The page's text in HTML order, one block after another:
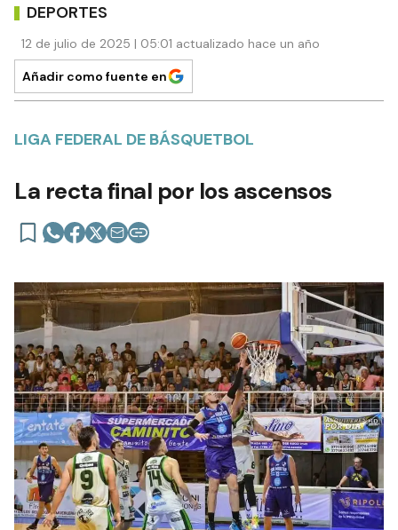
DEPORTES
12 de julio de 2025 | 05:01 actualizado hace un año
Añadir como fuente en
LIGA FEDERAL DE BÁSQUETBOL
La recta final por los ascensos